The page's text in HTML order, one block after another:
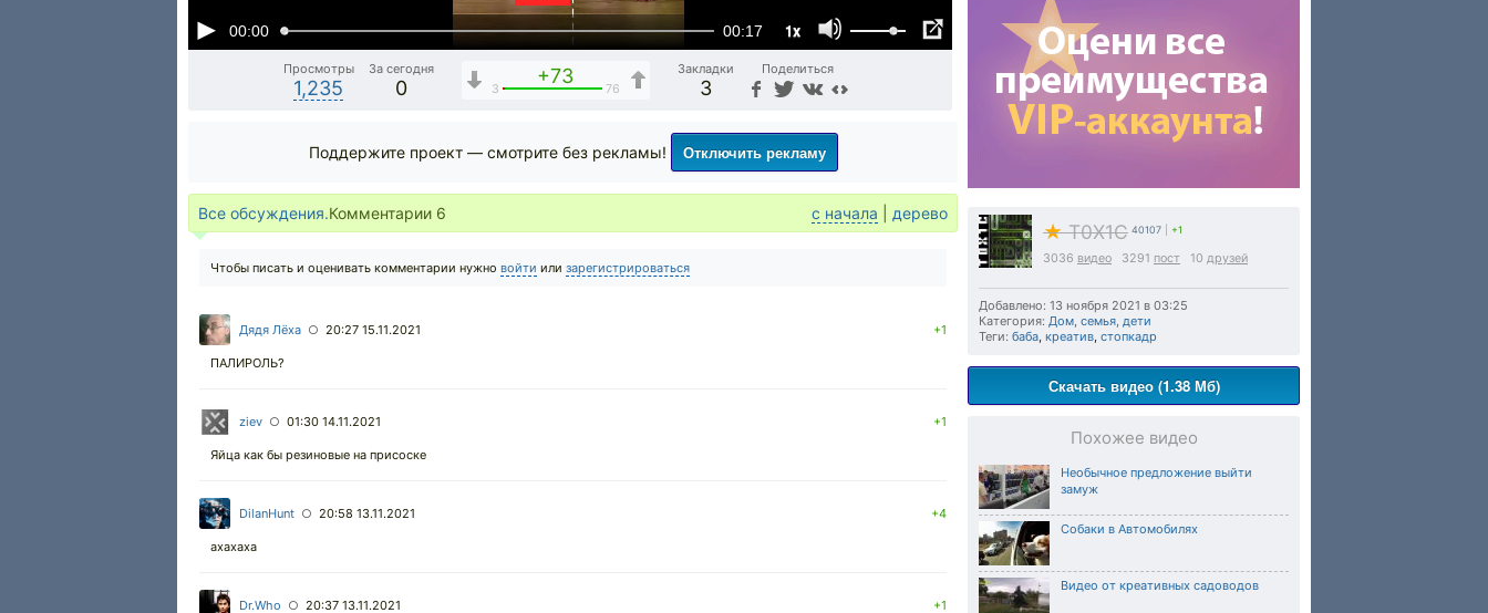
00:00 00:17 1x
Просмотры
1,235
За сегодня
0
+73
3 76
Закладки
3
Поделиться
★T0X1C 40107 +1
3036 видео 3291 пост 10 друзей
Добавлено: 13 ноября 2021 в 03:25
Категория: Дом, семья, дети
Теги: баба, креатив, стопкадр
Скачать видео (1.38 Мб)
Похожее видео
Необычное предложение выйти
замуж
Собаки в Автомобилях
Видео от креативных садоводов
Поддержите проект — смотрите без рекламы! Отключить рекламу
Все обсуждения.Комментарии 6 с начала дерево
Чтобы писать и оценивать комментарии нужно войти или зарегистрироваться
Дядя Лёха ○ 20:27 15.11.2021 +1
ПАЛИРОЛЬ?
ziev ○ 01:30 14.11.2021 +1
Яйца как бы резиновые на присоске
DilanHunt ○ 20:58 13.11.2021 +4
ахахаха
Dr.Who ○ 20:37 13.11.2021 +1